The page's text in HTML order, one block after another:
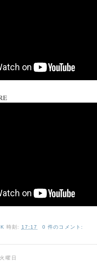
時刻: 17:17 0 件のコメント:
曜日